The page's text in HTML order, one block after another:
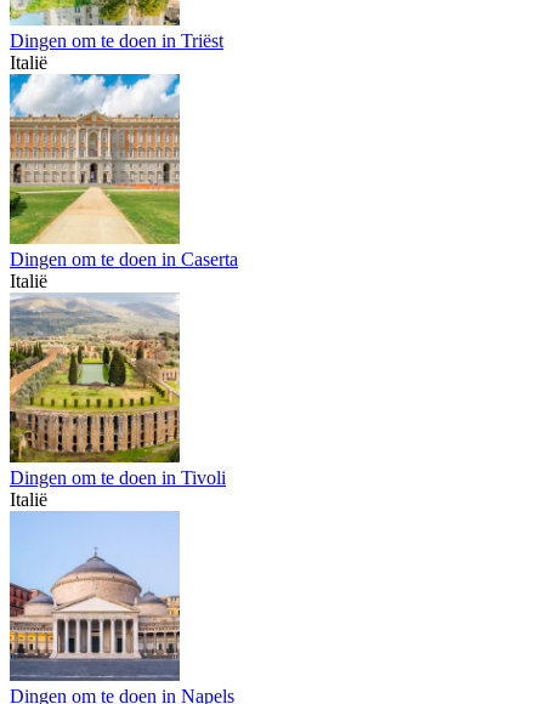
Dingen om te doen in Triëst
Italië
Dingen om te doen in Caserta
Italië
Dingen om te doen in Tivoli
Italië
Dingen om te doen in Napels